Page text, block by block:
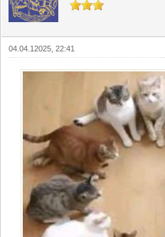
04.04.12025, 22:41